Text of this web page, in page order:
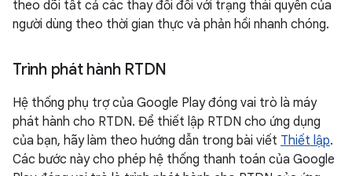
theo dõi tất cả các thay đổi đối với trạng thái quyền của
người dùng theo thời gian thực và phản hồi nhanh chóng.
Trình phát hành RTDN
Hệ thống phụ trợ của Google Play đóng vai trò là máy
phát hành cho RTDN. Để thiết lập RTDN cho ứng dụng
của bạn, hãy làm theo hướng dẫn trong bài viết Thiết lập.
Các bước này cho phép hệ thống thanh toán của Google